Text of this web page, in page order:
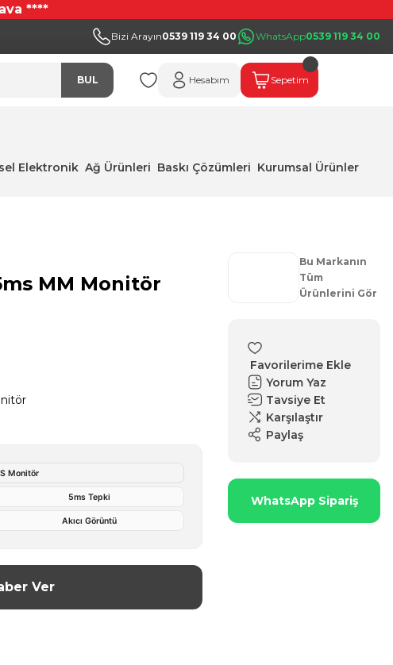
****
Bizi Arayın0539 119 34 00 WhatsApp0539 119 34 00
BUL Hesabım Sepetim
Elektronik Ağ Ürünleri Baskı Çözümleri Kurumsal Ürünler
MM Monitör
Monitör
5ms Tepki
Akıcı Görüntü
Ver
Bu Markanın
Tüm
Ürünlerini Gör
Yorum Yaz
Tavsiye Et
Karşılaştır
Paylaş
WhatsApp Sipariş